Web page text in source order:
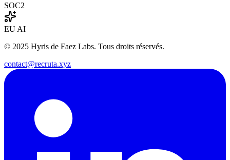
SOC2
EU AI
© 2025 Hyris de Faez Labs. Tous droits réservés.
contact@recruta.xyz